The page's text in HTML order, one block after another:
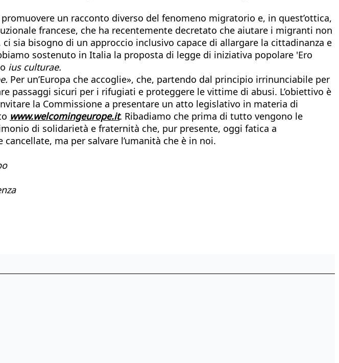
un racconto diverso del fenomeno migratorio e, in quest’ottica,
francese, che ha recentemente decretato che aiutare i migranti non
sia bisogno di un approccio inclusivo capace di allargare la cittadinanza e
sostenuto in Italia la proposta di legge di iniziativa popolare 'Ero
ius culturae.
Per un’Europa che accoglie», che, partendo dal principio irrinunciabile per
passaggi sicuri per i rifugiati e proteggere le vittime di abusi. L’obiettivo è
la Commissione a presentare un atto legislativo in materia di
www.welcomingeurope.it. Ribadiamo che prima di tutto vengono le
di solidarietà e fraternità che, pur presente, oggi fatica a
ma per salvare l’umanità che è in noi.